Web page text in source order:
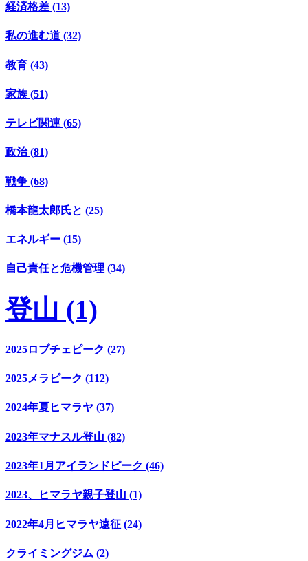
経済格差 (13)
私の進む道 (32)
教育 (43)
家族 (51)
テレビ関連 (65)
政治 (81)
戦争 (68)
橋本龍太郎氏と (25)
エネルギー (15)
自己責任と危機管理 (34)
登山 (1)
2025ロブチェピーク (27)
2025メラピーク (112)
2024年夏ヒマラヤ (37)
2023年マナスル登山 (82)
2023年1月アイランドピーク (46)
2023、ヒマラヤ親子登山 (1)
2022年4月ヒマラヤ遠征 (24)
クライミングジム (2)